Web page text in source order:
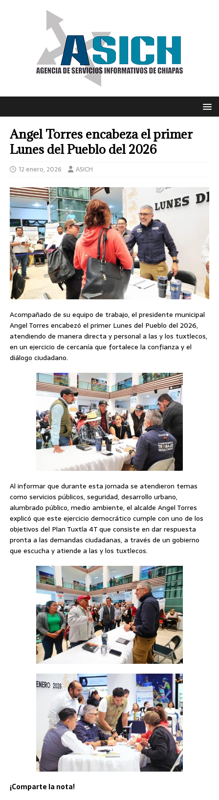
Angel Torres encabeza el primer
Lunes del Pueblo del 2026
12 enero, 2026 ASICH
Acompañado de su equipo de trabajo, el presidente municipal
Angel Torres encabezó el primer Lunes del Pueblo del 2026,
atendiendo de manera directa y personal a las y los tuxtlecos,
en un ejercicio de cercanía que fortalece la confianza y el
diálogo ciudadano.
Al informar que durante esta jornada se atendieron temas
como servicios públicos, seguridad, desarrollo urbano,
alumbrado público, medio ambiente, el alcalde Angel Torres
explicó que este ejercicio democrático cumple con uno de los
objetivos del Plan Tuxtla 4T que consiste en dar respuesta
pronta a las demandas ciudadanas, a través de un gobierno
que escucha y atiende a las y los tuxtlecos.
¡Comparte la nota!